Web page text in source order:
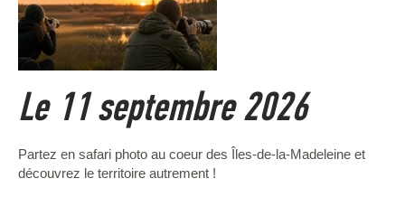
Le 11 septembre 2026
Partez en safari photo au coeur des Îles-de-la-Madeleine et
découvrez le territoire autrement !